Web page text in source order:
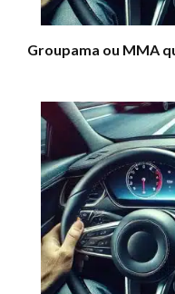
Groupama ou MMA